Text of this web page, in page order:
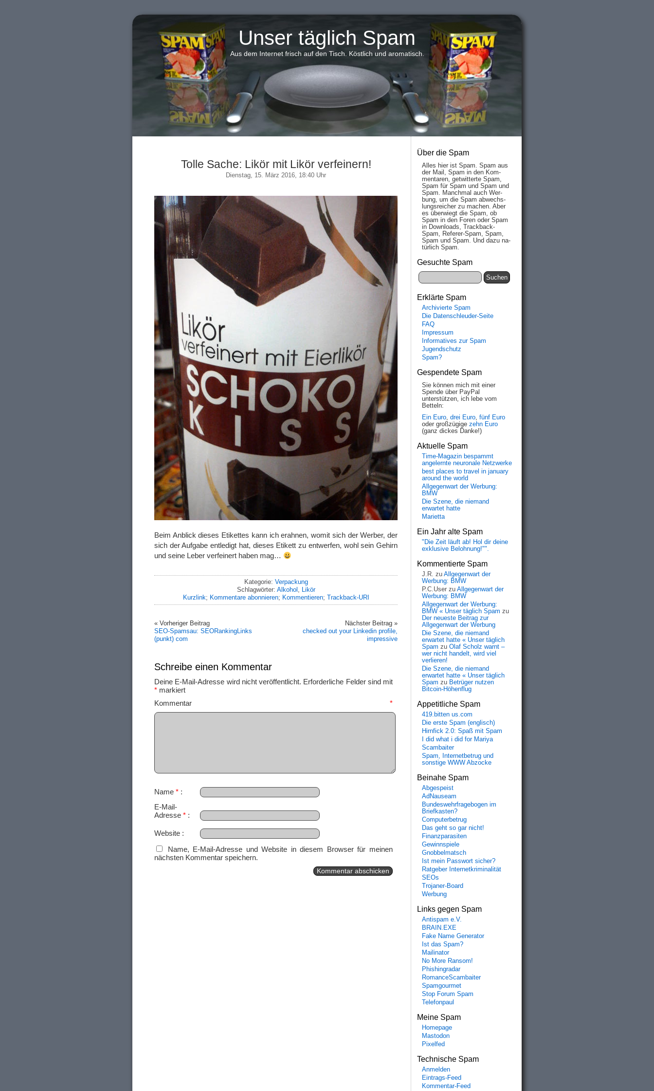
Unser täglich Spam
Aus dem Internet frisch auf den Tisch. Köstlich und aromatisch.
Tolle Sache: Likör mit Likör verfeinern!
Dienstag, 15. März 2016, 18:40 Uhr
Beim Anblick dieses Etikettes kann ich erahnen, womit sich der Werber, der
sich der Aufgabe entledigt hat, dieses Etikett zu entwerfen, wohl sein Gehirn
und seine Leber verfeinert haben mag…
Kategorie: Verpackung
Schlagwörter: Alkohol , Likör
Kurzlink; Kommentare abonnieren; Kommentieren; Trackback-URI
« Vorheriger Beitrag
SEO-Spamsau: SEORankingLinks
(punkt) com
Nächster Beitrag »
checked out your Linkedin profile,
impressive
Schreibe einen Kommentar
Deine E-Mail-Adresse wird nicht veröffentlicht. Erforderliche Felder sind mit
* markiert
Kommentar *
Name *
E-Mail-
Adresse *
Website
Name, E-Mail-Adresse und Website in diesem Browser für meinen
nächsten Kommentar speichern.
Über die Spam
Alles hier ist Spam. Spam aus
der Mail, Spam in den Kom­
men­taren, ge­twit­ter­te Spam,
Spam für Spam und Spam und
Spam. Manch­mal auch Wer­
bung, um die Spam ab­wechs­
lungs­reich­er zu mach­en. Aber
es über­wiegt die Spam, ob
Spam in den Fo­ren oder Spam
in Down­loads, Track­back-
Spam, Re­fe­rer-Spam, Spam,
Spam und Spam. Und da­zu na­
tür­lich Spam.
Gesuchte Spam
Erklärte Spam
Archivierte Spam
Die Datenschleuder-Seite
FAQ
Impressum
Informatives zur Spam
Jugendschutz
Spam?
Gespendete Spam
Sie können mich mit einer
Spende über PayPal
unterstützen, ich lebe vom
Betteln:
Ein Euro, drei Euro, fünf Euro
oder großzügige zehn Euro
(ganz dickes Danke!)
Aktuelle Spam
Time-Magazin bespammt
angelernte neuronale Netzwerke
best places to travel in january
around the world
Allgegenwart der Werbung:
BMW
Die Szene, die niemand
erwartet hatte
Marietta
Ein Jahr alte Spam
"Die Zeit läuft ab! Hol dir deine
exklusive Belohnung!"".
Kommentierte Spam
J.R. zu Allgegenwart der
Werbung: BMW
P.C.User zu Allgegenwart der
Werbung: BMW
Allgegenwart der Werbung:
BMW « Unser täglich Spam zu
Der neueste Beitrag zur
Allgegenwart der Werbung
Die Szene, die niemand
erwartet hatte « Unser täglich
Spam zu Olaf Scholz warnt –
wer nicht handelt, wird viel
verlieren!
Die Szene, die niemand
erwartet hatte « Unser täglich
Spam zu Betrüger nutzen
Bitcoin-Höhenflug
Appetitliche Spam
419.bitten us.com
Die erste Spam (englisch)
Hirnfick 2.0: Spaß mit Spam
I did what i did for Mariya
Scambaiter
Spam, Internetbetrug und
sonstige WWW Abzocke
Beinahe Spam
Abgespeist
AdNauseam
Bundeswehrfragebogen im
Briefkasten?
Computerbetrug
Das geht so gar nicht!
Finanzparasiten
Gewinnspiele
Gnobbelmatsch
Ist mein Passwort sicher?
Ratgeber Internetkriminalität
SEOs
Trojaner-Board
Werbung
Links gegen Spam
Antispam e.V.
BRAIN.EXE
Fake Name Generator
Ist das Spam?
Mailinator
No More Ransom!
Phishingradar
RomanceScambaiter
Spamgourmet
Stop Forum Spam
Telefonpaul
Meine Spam
Homepage
Mastodon
Pixelfed
Technische Spam
Anmelden
Eintrags-Feed
Kommentar-Feed